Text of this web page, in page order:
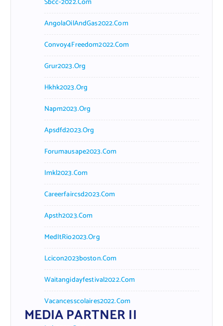
AngolaOilAndGas2022.com
Convoy4Freedom2022.com
Grur2023.org
Hkhk2023.org
Napm2023.org
Apsdfd2023.org
Forumausape2023.com
Imkl2023.com
Careerfaircsd2023.com
Apsth2023.com
MedItRio2023.org
Lcicon2023boston.com
Waitangidayfestival2022.com
Vacancesscolaires2022.com
MEDIA PARTNER II